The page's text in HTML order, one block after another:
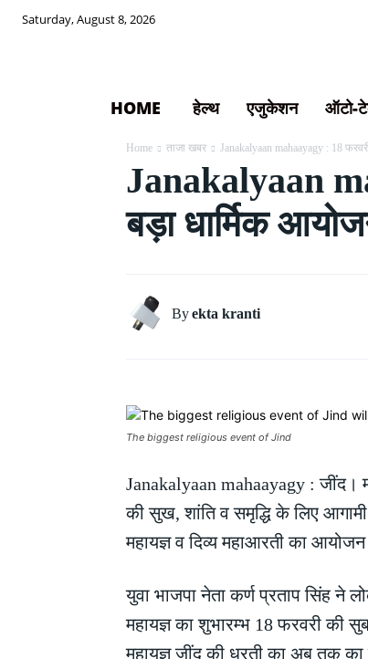
Saturday, August 8, 2026
HOME हेल्थ एजुकेशन ऑटो-
Home ताजा खबर Janakalyaan mahaayagy : 18
Janakalyaan
बड़ा धार्मिक
Byekta kranti
The biggest religious event of Jind
Janakalyaan mahaayagy : जींद।
की सुख, शांति व समृद्धि के लिए
महायज्ञ व दिव्य महाआरती का
युवा भाजपा नेता कर्ण प्रताप सिंह ने
महायज्ञ का शुभारम्भ 18 फरवरी की
महायज्ञ जींद की धरती का अब तक का